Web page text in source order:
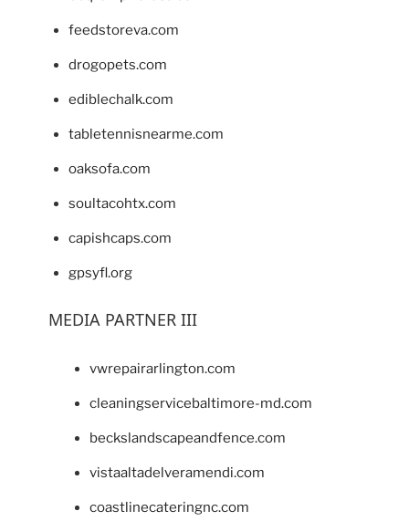
feedstoreva.com
drogopets.com
ediblechalk.com
tabletennisnearme.com
oaksofa.com
soultacohtx.com
capishcaps.com
gpsyfl.org
MEDIA PARTNER III
vwrepairarlington.com
cleaningservicebaltimore-md.com
beckslandscapeandfence.com
vistaaltadelveramendi.com
coastlinecateringnc.com